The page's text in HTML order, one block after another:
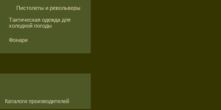
Пистолеты и револьверы
Тактическая одежда для
холодной погоды
Фонари
Каталоги производителей